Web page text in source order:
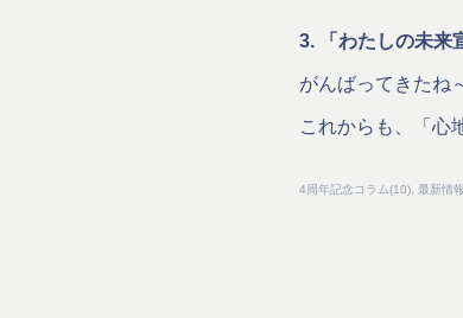
3. 「わたしの未来
がんばってきたね
これからも、「心
4周年記念コラム(10) 最新情報